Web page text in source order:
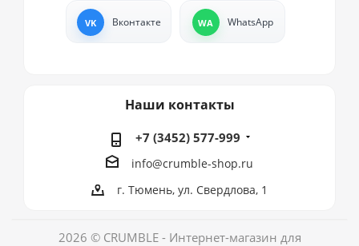
Вконтакте WhatsApp
Наши контакты
+7 (3452) 577-999
info@crumble-shop.ru
г. Тюмень, ул. Свердлова, 1
2026 © CRUMBLE - Интернет-магазин для